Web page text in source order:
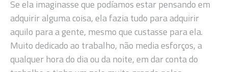
Se ela imaginasse que podíamos estar pensando em
adquirir alguma coisa, ela fazia tudo para adquirir
aquilo para a gente, mesmo que custasse para ela.
Muito dedicado ao trabalho, não media esforços, a
qualquer hora do dia ou da noite, em dar conta do